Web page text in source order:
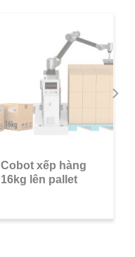
Cobot xếp hàng
16kg lên pallet